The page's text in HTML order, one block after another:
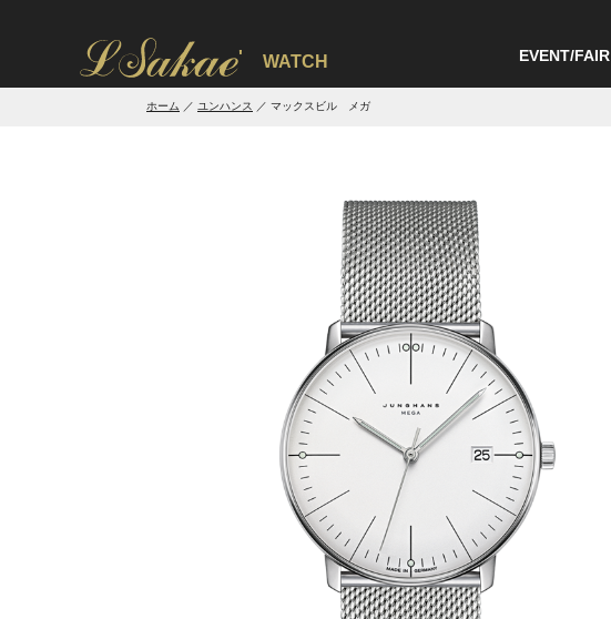
' WATCH
EVENT/FAIR
ホーム ユンハンス マックスビル メガ